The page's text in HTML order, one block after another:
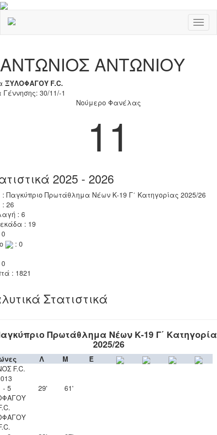
ΑΝΤΩΝΙΟΣ ΑΝΤΩΝΙΟΥ
ΞΥΛΟΦΑΓΟΥ F.C.
30/11/-1
Νούμερο Φανέλας
11
2025 - 2026
: Παγκύπριο Πρωτάθλημα Νέων Κ-19 Γ΄ Κατηγορίας 2025/26
26
: 6
: 19
: 0
: 1821
Στατιστικά
Πρωτάθλημα Νέων Κ-19 Γ΄
2025/26
Λ Μ
Έ
F.C.
- 5
29' 61'